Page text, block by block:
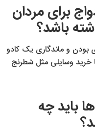
برای مردان
باشد؟
بودن و ماندگاری یک کادو
خرید وسایلی مثل شطرنج
باید چه